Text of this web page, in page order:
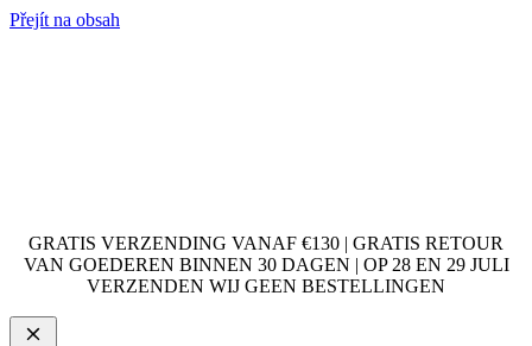
Přejít na obsah
GRATIS VERZENDING VANAF €130 | GRATIS RETOUR
VAN GOEDEREN BINNEN 30 DAGEN | OP 28 EN 29 JULI
VERZENDEN WIJ GEEN BESTELLINGEN